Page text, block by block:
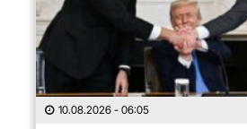
10.08.2026 - 06:05